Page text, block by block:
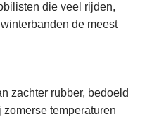
die veel rijden,
de meest
zachter rubber, bedoeld
temperaturen